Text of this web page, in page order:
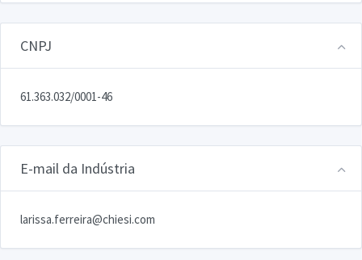
CNPJ
61.363.032/0001-46
E-mail da Indústria
larissa.ferreira@chiesi.com